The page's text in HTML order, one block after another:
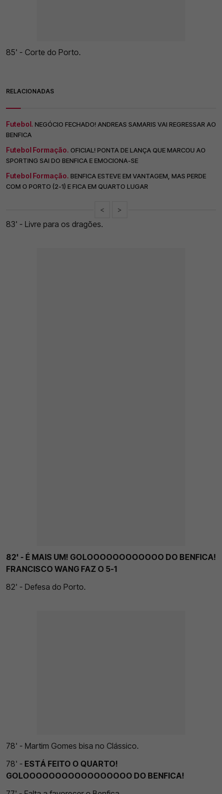
85' - Corte do Porto.
RELACIONADAS
Futebol. NEGÓCIO FECHADO! ANDREAS SAMARIS VAI REGRESSAR AO
BENFICA
Futebol Formação. OFICIAL! PONTA DE LANÇA QUE MARCOU AO
SPORTING SAI DO BENFICA E EMOCIONA-SE
Futebol Formação. BENFICA ESTEVE EM VANTAGEM, MAS PERDE
COM O PORTO (2-1) E FICA EM QUARTO LUGAR
< >
83' - Livre para os dragões.
82' - É MAIS UM! GOLOOOOOOOOOOOO DO BENFICA!
FRANCISCO WANG FAZ O 5-1
82' - Defesa do Porto.
78' - Martim Gomes bisa no Clássico.
78' - ESTÁ FEITO O QUARTO!
GOLOOOOOOOOOOOOOOOOO DO BENFICA!